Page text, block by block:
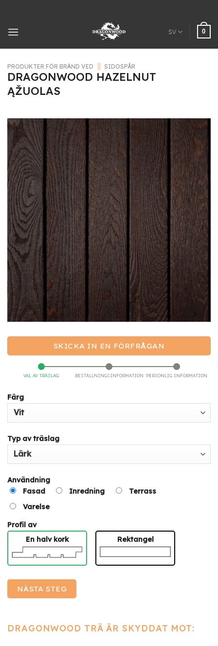
innehåll
SV 0
PRODUKTER FÖR BRÄND VED SIDOSPÅR
DRAGONWOOD HAZELNUT
ĄŽUOLAS
SKICKA IN EN FÖRFRÅGAN
VAL AV TRÄSLAG BESTÄLLNINGSINFORMATION PERSONLIG INFORMATION
Färg
Typ av träslag
Användning
Fasad
Inredning
Terrass
Varelse
Profil av
En halv kork
Rektangel
NÄSTA STEG
DRAGONWOOD TRÄ ÄR SKYDDAT MOT: